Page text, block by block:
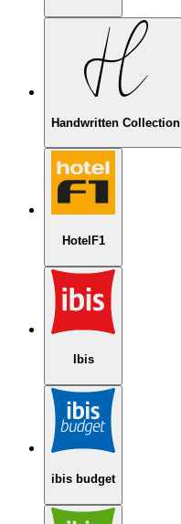
Handwritten Collection
HotelF1
Ibis
ibis budget